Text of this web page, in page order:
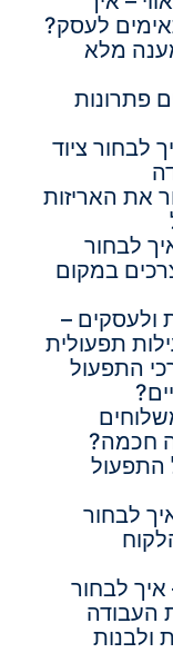
לעסק?
מלא
פתרונות
לבחור ציוד
את האריזות
לבחור
במקום
ולעסקים –
תפעולית
התפעול
חכמה?
התפעול
לבחור
לבחור
העבודה
ולבנות